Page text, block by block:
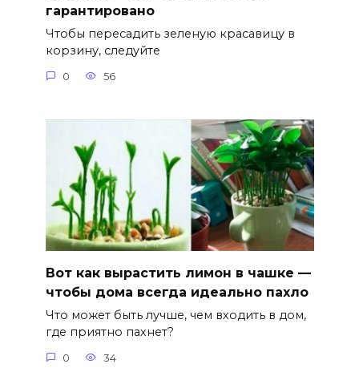
гарантировано
Чтобы пересадить зеленую красавицу в
корзину, следуйте
0 56
Вот как вырастить лимон в чашке —
чтобы дома всегда идеально пахло
Что может быть лучше, чем входить в дом,
где приятно пахнет?
0 34